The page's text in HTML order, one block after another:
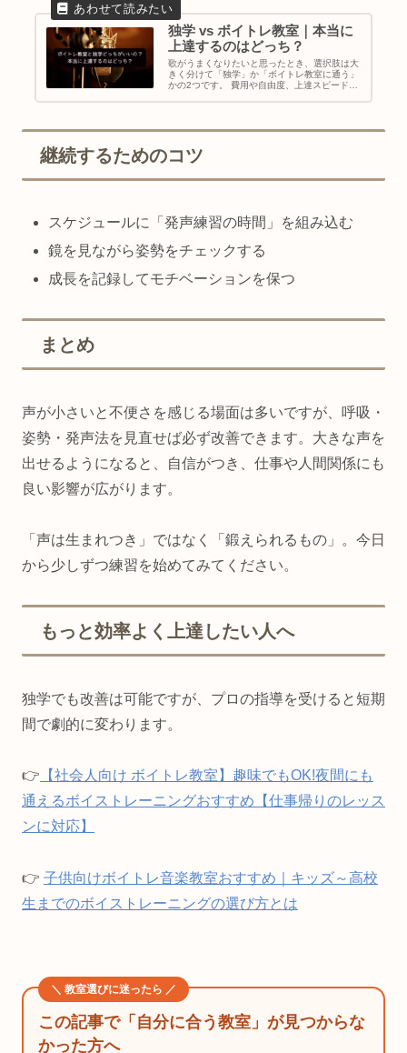
独学 vs ボイトレ教室｜本当に
上達するのはどっち？
歌がうまくなりたいと思ったとき、選択肢は大
きく分けて「独学」か「ボイトレ教室に通う」
かの2つです。 費用や自由度、上達スピード、
合った学び方を見つけるためのポイントを解説
継続するためのコツ
スケジュールに「発声練習の時間」を組み込む
鏡を見ながら姿勢をチェックする
成長を記録してモチベーションを保つ
まとめ
声が小さいと不便さを感じる場面は多いですが、呼吸・
姿勢・発声法を見直せば必ず改善できます。大きな声を
出せるようになると、自信がつき、仕事や人間関係にも
良い影響が広がります。
「声は生まれつき」ではなく「鍛えられるもの」。今日
から少しずつ練習を始めてみてください。
もっと効率よく上達したい人へ
独学でも改善は可能ですが、プロの指導を受けると短期
間で劇的に変わります。
👉 【社会人向け ボイトレ教室】趣味でもOK!夜間にも
通えるボイストレーニングおすすめ【仕事帰りのレッス
ンに対応】
👉 子供向けボイトレ音楽教室おすすめ｜キッズ～高校
生までのボイストレーニングの選び方とは
＼ 教室選びに迷ったら ／
この記事で「自分に合う教室」が見つからな
かった方へ